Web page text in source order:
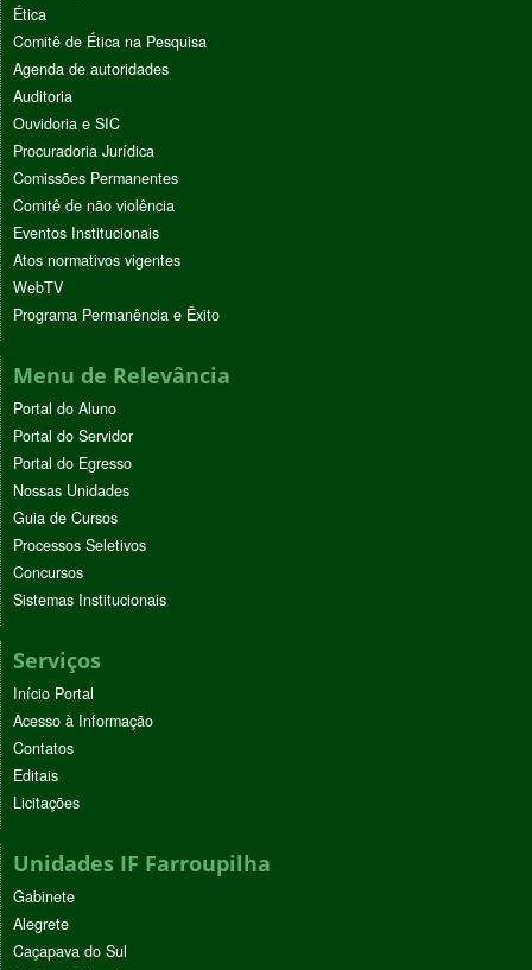
Ética
Comitê de Ética na Pesquisa
Agenda de autoridades
Auditoria
Ouvidoria e SIC
Procuradoria Jurídica
Comissões Permanentes
Comitê de não violência
Eventos Institucionais
Atos normativos vigentes
WebTV
Programa Permanência e Êxito
Menu de Relevância
Portal do Aluno
Portal do Servidor
Portal do Egresso
Nossas Unidades
Guia de Cursos
Processos Seletivos
Concursos
Sistemas Institucionais
Serviços
Início Portal
Acesso à Informação
Contatos
Editais
Licitações
Unidades IF Farroupilha
Gabinete
Alegrete
Caçapava do Sul